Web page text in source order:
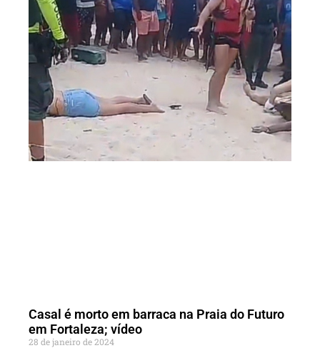
Casal é morto em barraca na Praia do Futuro
em Fortaleza; vídeo
28 de janeiro de 2024